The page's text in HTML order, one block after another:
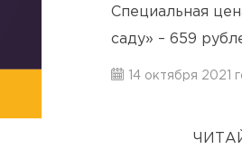
Специальная
саду» – 659
14 октября 2021